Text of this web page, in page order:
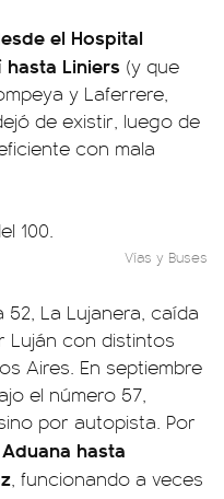
el Hospital
hasta Liniers (y que
y Laferrere,
de existir, luego de
con mala
Vías y Buses
La Lujanera, caída
Luján con distintos
Aires. En septiembre
el número 57,
por autopista. Por
hasta
, funcionando a veces